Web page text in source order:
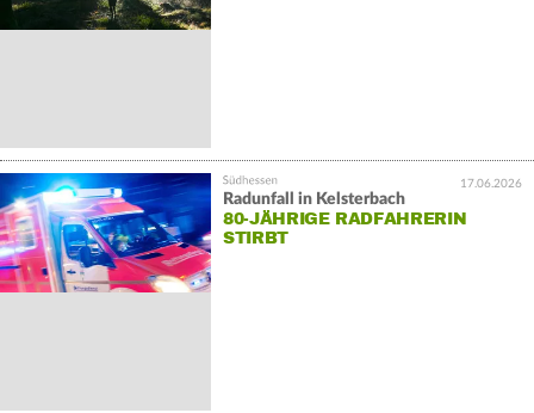
17.06.2026
Radunfall in Kelsterbach
80-JÄHRIGE RADFAHRERIN
STIRBT